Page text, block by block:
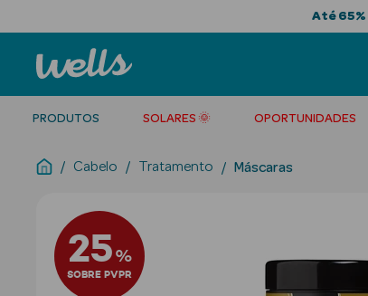
Até 65%
PRODUTOS SOLARES 🌞 OPORTUNIDADES
Cabelo Tratamento Máscaras
25%
SOBRE PVPR